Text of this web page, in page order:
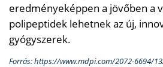
eredményeképpen a jövőben a
polipeptidek lehetnek az új,
gyógyszerek.
Forrás: https://www.mdpi.com/2072-6694/